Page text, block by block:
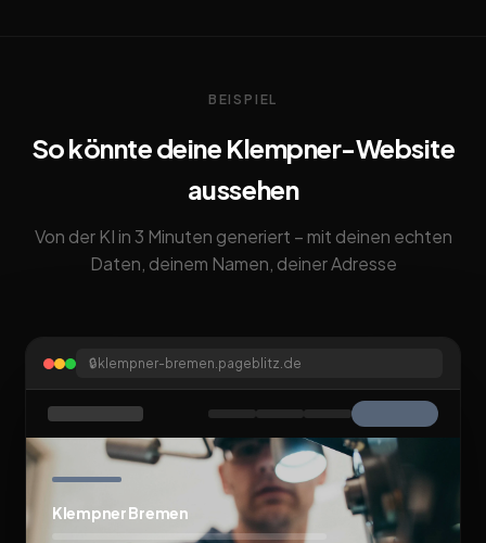
BEISPIEL
So könnte deine Klempner-Website
aussehen
Von der KI in 3 Minuten generiert – mit deinen echten
Daten, deinem Namen, deiner Adresse
🔒 klempner-bremen.pageblitz.de
Klempner Bremen